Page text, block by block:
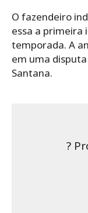
O fazendeiro
essa a primeira
temporada. A
em uma
Santana.
?